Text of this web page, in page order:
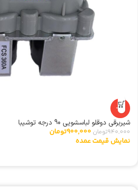
-4%
شیربرقی دوقلو لباسشویی 90 درجه توشیبا
940,000تومان 900,000تومان
نمایش قیمت عمده